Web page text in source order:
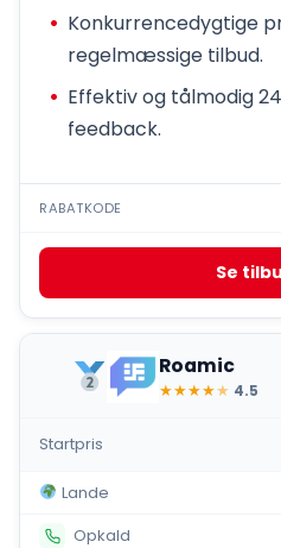
Konkurrencedygtige
regelmæssige tilbud.
Effektiv og tålmodig
feedback.
RABATKODE
Se
Roamic
★★★★★ 4.5
Startpris
Lande
Opkald